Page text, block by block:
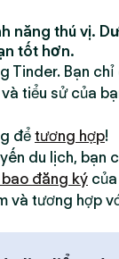
năng thú vị.
tốt hơn.
Tinder. Bạn
tiểu sử của
đểtương hợp!
du lịch, bạn
đăng ký
và tương hợp